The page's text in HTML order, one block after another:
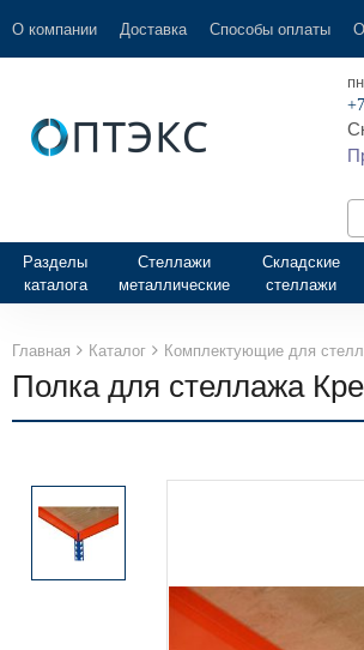
О компании Доставка Способы оплаты
Разделы
каталога
Стеллажи
металлические
Складские
стеллажи
Главная Каталог Комплектующие для
Полка для стеллажа